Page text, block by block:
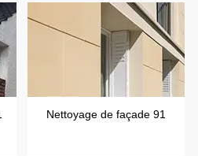
Nettoyage de façade 91